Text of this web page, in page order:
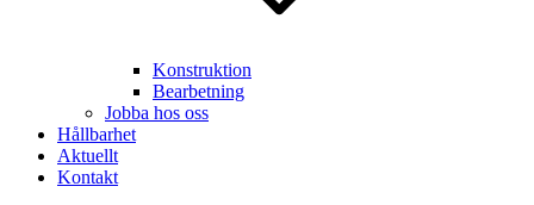
Konstruktion
Bearbetning
Jobba hos oss
Hållbarhet
Aktuellt
Kontakt